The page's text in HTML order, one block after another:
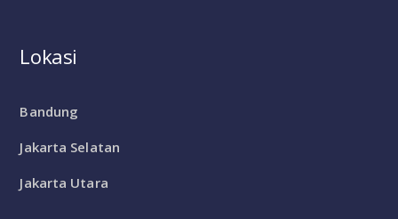
Lokasi
Bandung
Jakarta Selatan
Jakarta Utara